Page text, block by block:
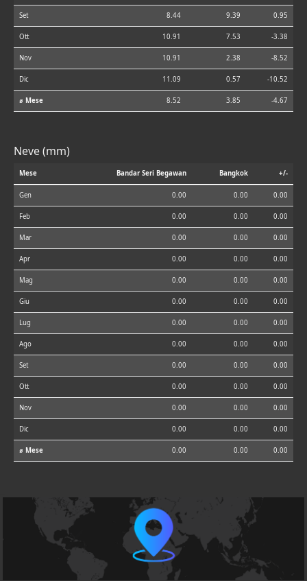
Set 8.44 9.39 0.95
Ott 10.91 7.53 -3.38
Nov 10.91 2.38 -8.52
Dic 11.09 0.57 -10.52
⌀ Mese 8.52 3.85 -4.67
Neve (mm)
Mese Bandar Seri Begawan Bangkok +/-
Gen 0.00 0.00 0.00
Feb 0.00 0.00 0.00
Mar 0.00 0.00 0.00
Apr 0.00 0.00 0.00
Mag 0.00 0.00 0.00
Giu 0.00 0.00 0.00
Lug 0.00 0.00 0.00
Ago 0.00 0.00 0.00
Set 0.00 0.00 0.00
Ott 0.00 0.00 0.00
Nov 0.00 0.00 0.00
Dic 0.00 0.00 0.00
⌀ Mese 0.00 0.00 0.00